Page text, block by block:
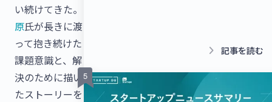
い続けてきた。
原氏が長きに渡
って抱き続けた
課題意識と、解
決のために描い
たストーリーを
ズBラウンドで16億3,000万円を
ース】
keyboard_arrow_right 記事を読む